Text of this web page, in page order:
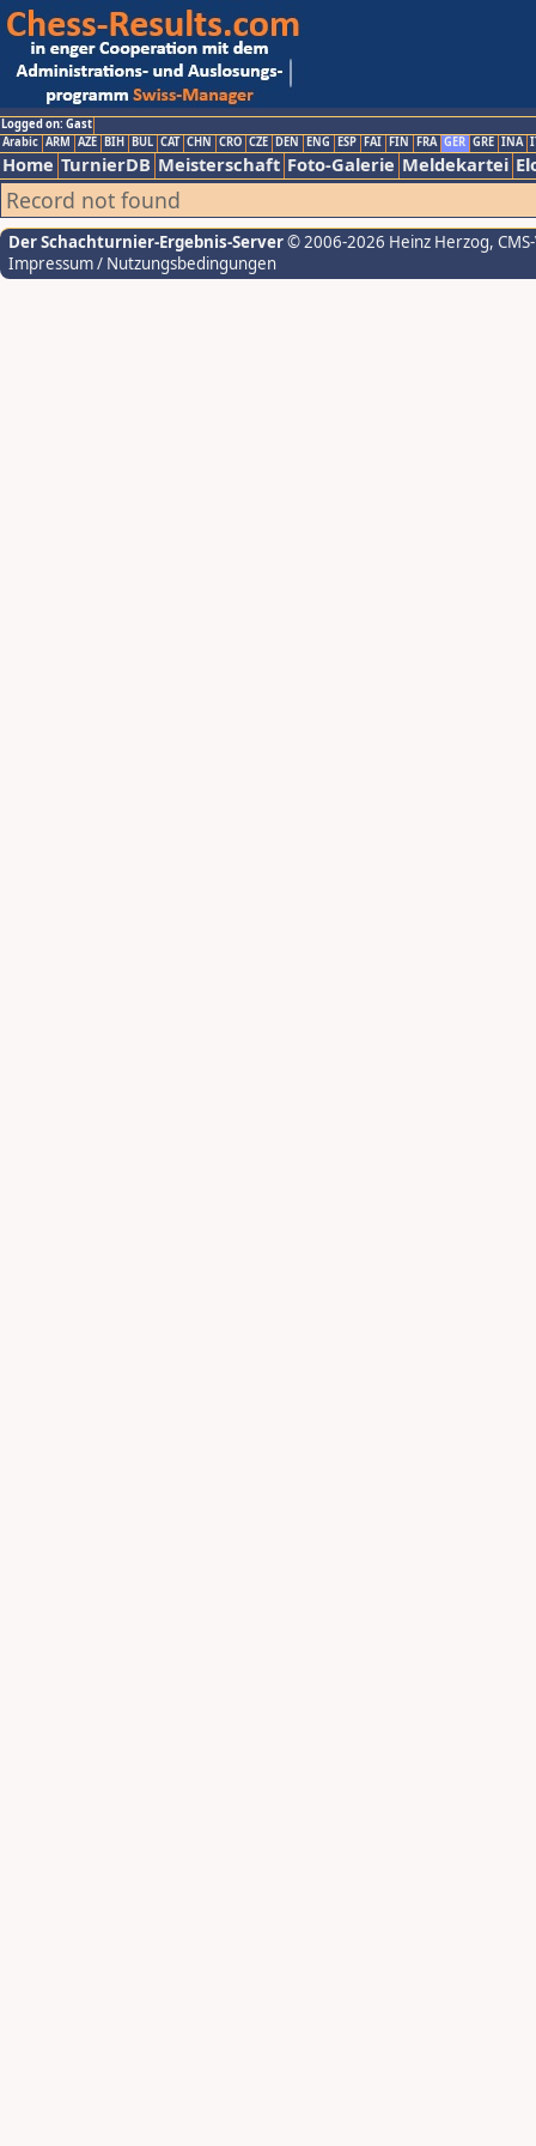
Logged on: Gast
Arabic ARM AZE BIH BUL CAT CHN CRO CZE DEN ENG ESP FAI FIN FRA GER GRE INA
Home TurnierDB Meisterschaft Foto-Galerie Meldekartei
Record not found
Der Schachturnier-Ergebnis-Server© 2006-2026 Heinz Herzog,
Impressum / Nutzungsbedingungen